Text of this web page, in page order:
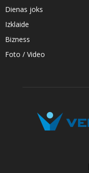
Dienas joks
Izklaide
Bizness
Foto / Video